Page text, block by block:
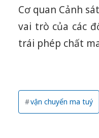
Cơ quan Cảnh
vai trò của các
trái phép chất
vận chuyển ma tuý